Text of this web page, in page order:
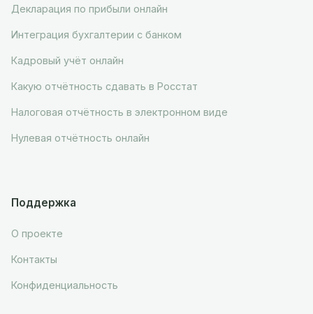
Декларация по прибыли онлайн
Интеграция бухгалтерии с банком
Кадровый учёт онлайн
Какую отчётность сдавать в Росстат
Налоговая отчётность в электронном виде
Нулевая отчётность онлайн
Поддержка
О проекте
Контакты
Конфиденциальность